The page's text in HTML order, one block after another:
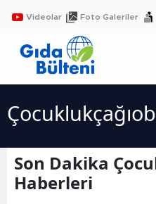
Videolar Foto Galeriler
Son Dakika
Haberleri